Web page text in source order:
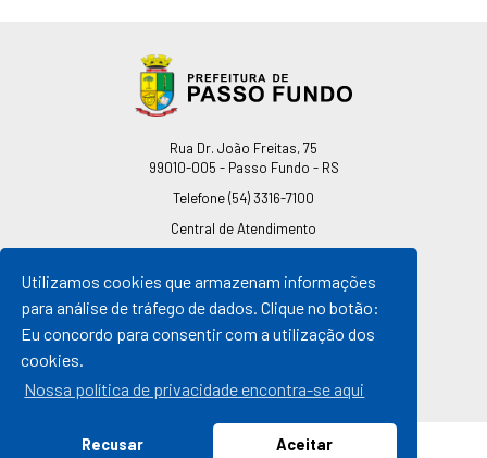
Utilizamos cookies que armazenam informações
para análise de tráfego de dados. Clique no botão:
Eu concordo para consentir com a utilização dos
cookies.
Nossa política de privacidade encontra-se aqui
Recusar Aceitar
Endereço
Rua Dr. João Freitas, 75
99010-005 - Passo Fundo - RS
Telefone(54) 3316-7100
Central de Atendimento
0800 541 7100
Horário de Atendimento
De segunda a sexta-feira
Das 13h30min às 17h
© 2026 Prefeitura de Passo Fundo